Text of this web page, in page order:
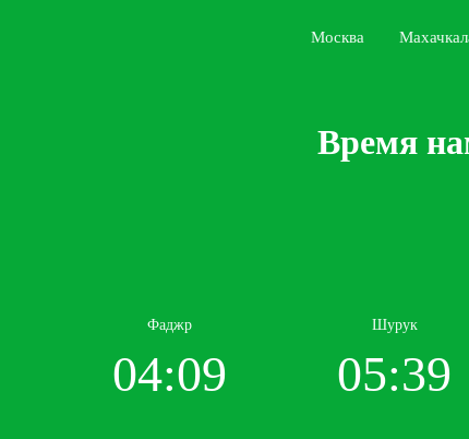
Москва
Время
Фаджр
04:09
Шурук
05:39